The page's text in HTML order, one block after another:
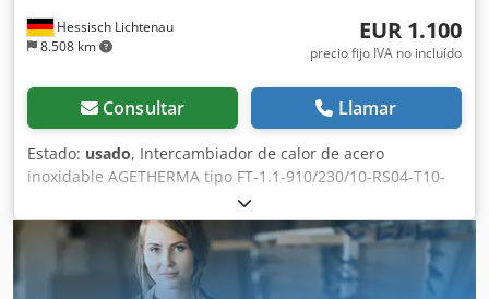
Hessisch Lichtenau
8.508 km
EUR 1.100
precio fijo IVA no incluído
Consultar Llamar
Estado: usado, Intercambiador de calor de acero
inoxidable AGETHERMA tipo FT-1.1-910/230/10-RS04-T10-
ATWH Aire-agua, intercambiador de calor aire-aceite N° de
serie: WT08-1065P-2 Año de fabricación: 2008
Completamente de acero inoxidable (probablemente
1.4571) Circulación de gas/aire: 900 x 230 mm Brida de
conexión exterior: 1000 x 310 mm Codpfxsy Dvgue Ap Eoha